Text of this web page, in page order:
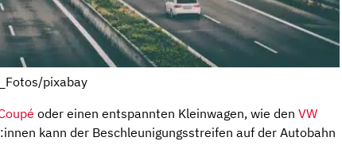
pixabay
oder einen entspannten Kleinwagen, wie den VW
kann der Beschleunigungsstreifen auf der Autobahn